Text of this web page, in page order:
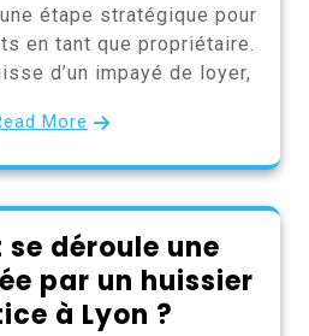
étape stratégique pour
en tant que propriétaire.
d’un impayé de loyer,
More
déroule une
par un huissier
à Lyon ?